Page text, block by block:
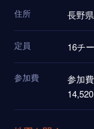
住所 長野
定員 16チ
参加費
参加